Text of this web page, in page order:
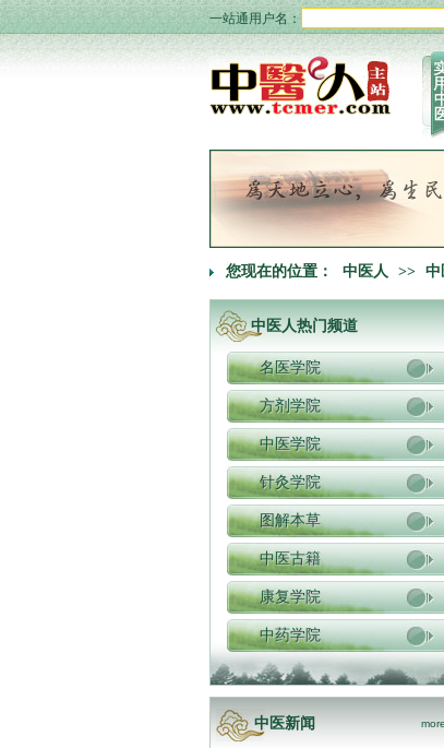
一站通用户名：
您现在的位置： 中医人 >> 中
中医人热门频道
名医学院
方剂学院
中医学院
针灸学院
图解本草
中医古籍
康复学院
中药学院
中医新闻